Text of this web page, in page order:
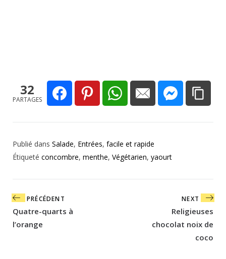
32
PARTAGES
Publié dans Salade, Entrées, facile et rapide
Étiqueté concombre, menthe, Végétarien, yaourt
Navigation
de
l’article
PRÉCÉDENT
Quatre-quarts à
l’orange
NEXT
Religieuses
chocolat noix de
coco